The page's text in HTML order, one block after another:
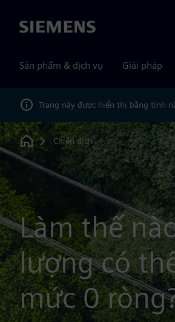
Siemens
Sản phẩm & dịch vụ Giải pháp
Trang này được hiển thị bằng tính
Home
Chiến dịch
Làm thế
lượng có
mức 0